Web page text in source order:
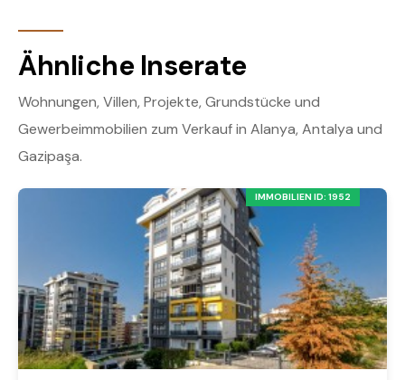
Ähnliche Inserate
Wohnungen, Villen, Projekte, Grundstücke und
Gewerbeimmobilien zum Verkauf in Alanya, Antalya und
Gazipaşa.
IMMOBILIEN ID: 1952